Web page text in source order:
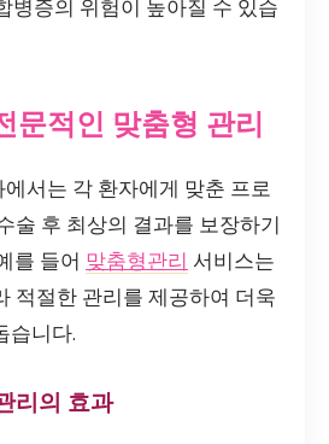
병증의 위험이 높아질 수 있습
문적인 맞춤형 관리
서는 각 환자에게 맞춘 프로
술 후 최상의 결과를 보장하기
를 들어 맞춤형관리 서비스는
적절한 관리를 제공하여 더욱
습니다.
리의 효과